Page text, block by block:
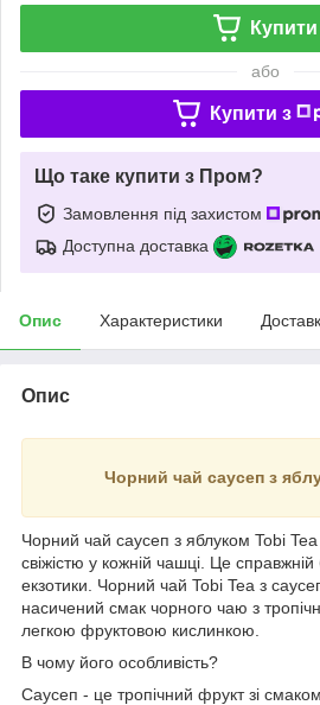
Купити
або
Купити з
Що таке купити з Пром?
Замовлення під захистом
Доступна доставка
Опис Характеристики
Опис
Чорний чай саусеп з
Чорний чай саусеп з яблуком Tobi
свіжістю у кожній чашці. Це
екзотики. Чорний чай Tobi Tea з
насичений смак чорного чаю з
легкою фруктовою кислинкою.
В чому його особливість?
Саусеп - це тропічний фрукт зі